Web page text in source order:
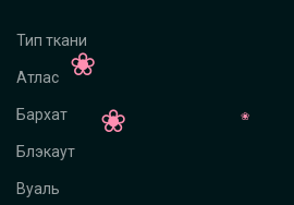
Тип ткани
Атлас
Бархат
Блэкаут
Вуаль